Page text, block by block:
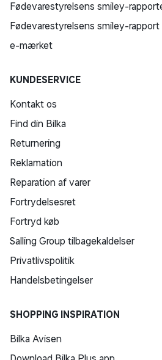
Fødevarestyrelsens smiley-
Fødevarestyrelsens smiley-rapport
e-mærket
KUNDESERVICE
Kontakt os
Find din Bilka
Returnering
Reklamation
Reparation af varer
Fortrydelsesret
Fortryd køb
Salling Group tilbagekaldelser
Privatlivspolitik
Handelsbetingelser
SHOPPING INSPIRATION
Bilka Avisen